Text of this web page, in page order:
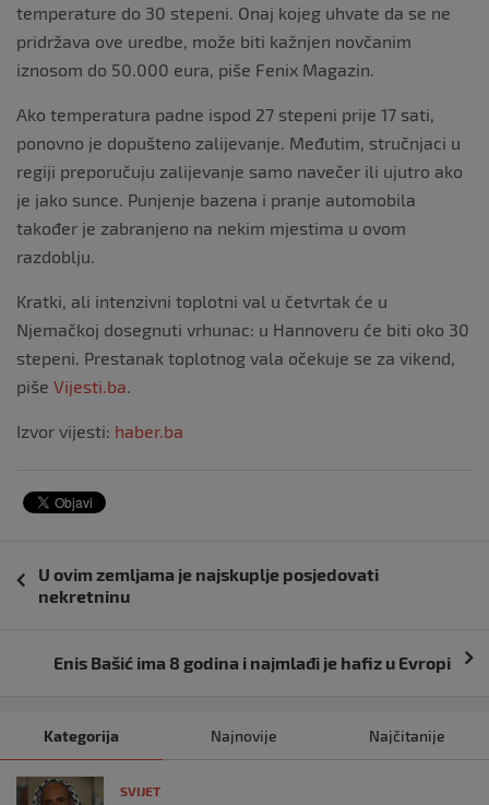
temperature do 30 stepeni. Onaj kojeg uhvate da se ne
pridržava ove uredbe, može biti kažnjen novčanim
iznosom do 50.000 eura, piše Fenix Magazin.
Ako temperatura padne ispod 27 stepeni prije 17 sati,
ponovno je dopušteno zalijevanje. Međutim, stručnjaci u
regiji preporučuju zalijevanje samo navečer ili ujutro ako
je jako sunce. Punjenje bazena i pranje automobila
također je zabranjeno na nekim mjestima u ovom
razdoblju.
Kratki, ali intenzivni toplotni val u četvrtak će u
Njemačkoj dosegnuti vrhunac: u Hannoveru će biti oko 30
stepeni. Prestanak toplotnog vala očekuje se za vikend,
piše Vijesti.ba
Izvor vijesti: haber.ba
objava
U ovim zemljama je najskuplje posjedovati
nekretninu
Enis Bašić ima 8 godina i najmlađi je hafiz u Evropi
Kategorija Najnovije Najčitanije
SVIJET